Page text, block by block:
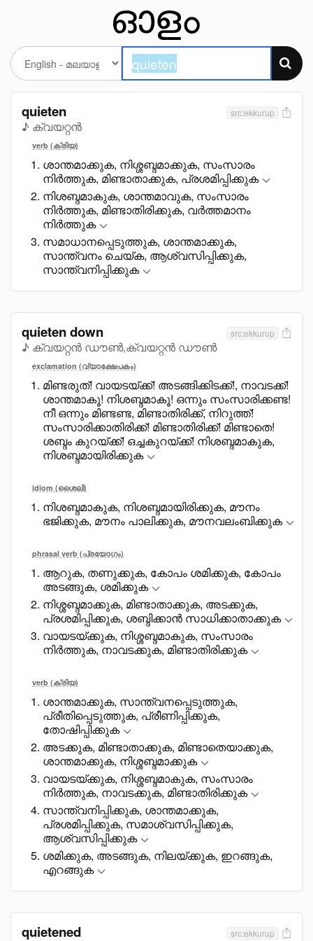
quieten
♪ ക്വയറ്റൻ
src:ekkurup
verb (ക്രിയ)
ശാന്തമാക്കുക, നിശ്ശബ്ദമാക്കുക, സംസാരം
നിർത്തുക, മിണ്ടാതാക്കുക, പ്രശമിപ്പിക്കുക
നിശബ്ദമാകുക, ശാന്തമാവുക, സംസാരം
നിർത്തുക, മിണ്ടാതിരിക്കുക, വർത്തമാനം
നിർത്തുക
സമാധാനപ്പെടുത്തുക, ശാന്തമാക്കുക,
സാന്ത്വനം ചെയ്ക, ആശ്വസിപ്പിക്കുക,
സാന്ത്വനിപ്പിക്കുക
quieten down
♪ ക്വയറ്റൻ ഡൗൺ,ക്വയറ്റൻ ഡൗൺ
src:ekkurup
exclamation (വ്യാക്ഷേപകം)
മിണ്ടരുത്! വായടയ്ക്ക്! അടങ്ങിക്കിടക്ക്!, നാവടക്ക്!
ശാന്തമാകൂ! നിശബ്ദമാകൂ! ഒന്നും സംസാരിക്കണ്ട!
നീ ഒന്നും മിണ്ടണ്ട, മിണ്ടാതിരിക്ക്, നിറുത്ത്!
സംസാരിക്കാതിരിക്ക്! മിണ്ടാതിരിക്ക്! മിണ്ടാതെ!
ശബ്ദം കുറയ്ക്ക്! ഒച്ചകുറയ്ക്ക്! നിശബ്ദമാകുക,
നിശബ്ദമായിരിക്കുക
idiom (ശൈലി)
നിശബ്ദമാകുക, നിശബ്ദമായിരിക്കുക, മൗനം
ഭജിക്കുക, മൗനം പാലിക്കുക, മൗനവലംബിക്കുക
phrasal verb (പ്രയോഗം)
ആറുക, തണുക്കുക, കോപം ശമിക്കുക, കോപം
അടങ്ങുക, ശമിക്കുക
നിശ്ശബ്ദമാക്കുക, മിണ്ടാതാക്കുക, അടക്കുക,
പ്രശമിപ്പിക്കുക, ശബ്ദിക്കാൻ സാധിക്കാതാക്കുക
വായടയ്ക്കുക, നിശ്ശബ്ദമാകുക, സംസാരം
നിർത്തുക, നാവടക്കുക, മിണ്ടാതിരിക്കുക
verb (ക്രിയ)
ശാന്തമാക്കുക, സാന്ത്വനപ്പെടുത്തുക,
പ്രീതിപ്പെടുത്തുക, പ്രീണിപ്പിക്കുക,
തോഷിപ്പിക്കുക
അടക്കുക, മിണ്ടാതാക്കുക, മിണ്ടാതെയാക്കുക,
ശാന്തമാക്കുക, നിശ്ശബ്ദമാക്കുക
വായടയ്ക്കുക, നിശ്ശബ്ദമാകുക, സംസാരം
നിർത്തുക, നാവടക്കുക, മിണ്ടാതിരിക്കുക
സാന്ത്വനിപ്പിക്കുക, ശാന്തമാക്കുക,
പ്രശമിപ്പിക്കുക, സമാശ്വസിപ്പിക്കുക,
ആശ്വസിപ്പിക്കുക
ശമിക്കുക, അടങ്ങുക, നിലയ്ക്കുക, ഇറങ്ങുക,
എറങ്ങുക
quietened src:ekkurup